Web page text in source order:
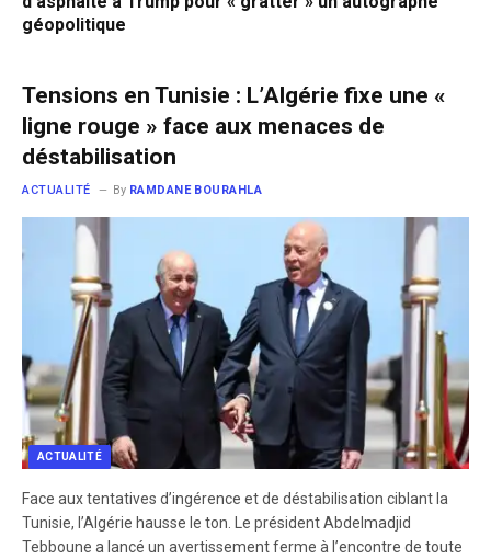
géopolitique
Tensions en Tunisie : L’Algérie fixe une «
ligne rouge » face aux menaces de
déstabilisation
ACTUALITÉ By RAMDANE BOURAHLA
ACTUALITÉ
​Face aux tentatives d’ingérence et de déstabilisation ciblant la
Tunisie, l’Algérie hausse le ton. Le président Abdelmadjid
Tebboune a lancé un avertissement ferme à l’encontre de toute